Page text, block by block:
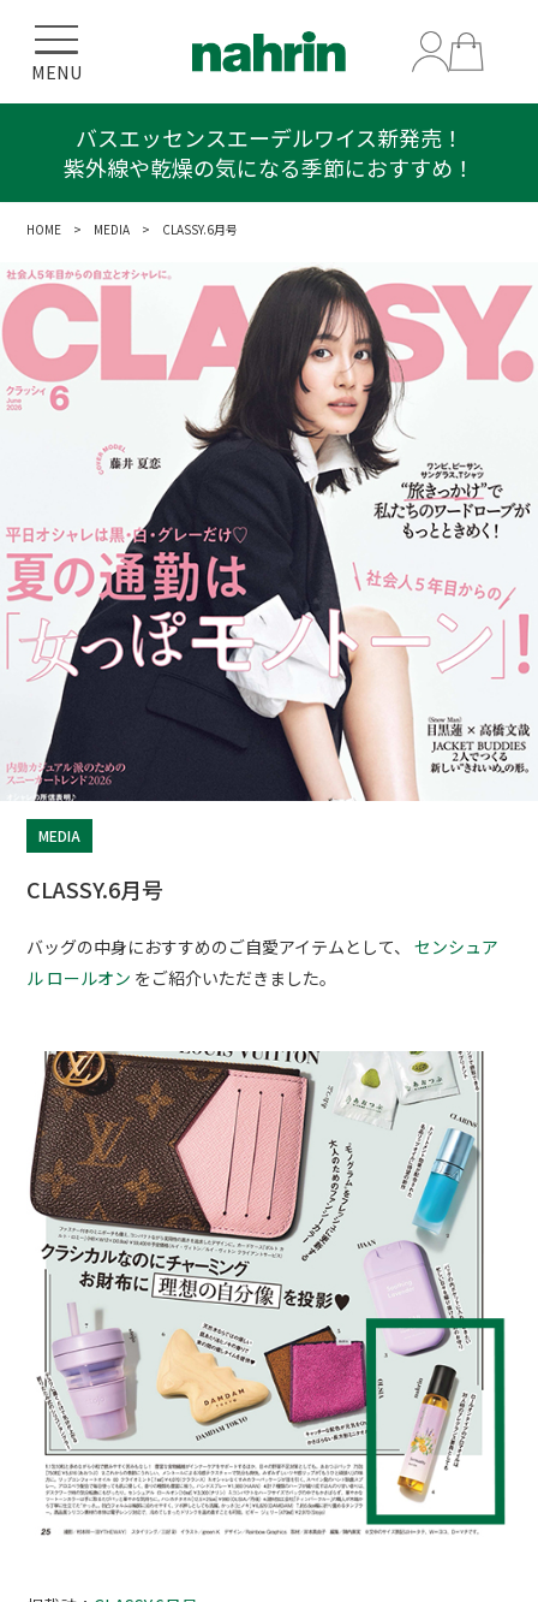
MENU
バスエッセンスエーデルワイス新発売！
紫外線や乾燥の気になる季節におすすめ！
HOME > MEDIA > CLASSY.6月号
MEDIA
CLASSY.6月号
バッグの中身におすすめのご自愛アイテムとして、センシュア
ル ロールオン をご紹介いただきました。